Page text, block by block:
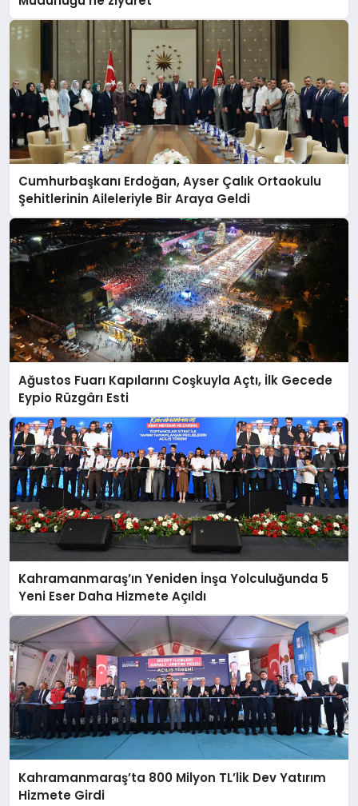
Cumhurbaşkanı Erdoğan, Ayser Çalık Ortaokulu
Şehitlerinin Aileleriyle Bir Araya Geldi
Ağustos Fuarı Kapılarını Coşkuyla Açtı, İlk Gecede
Eypio Rüzgârı Esti
Kahramanmaraş’ın Yeniden İnşa Yolculuğunda 5
Yeni Eser Daha Hizmete Açıldı
Kahramanmaraş’ta 800 Milyon TL’lik Dev Yatırım
Hizmete Girdi